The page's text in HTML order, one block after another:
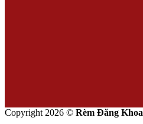
Copyright 2026 © Rèm Đăng Khoa